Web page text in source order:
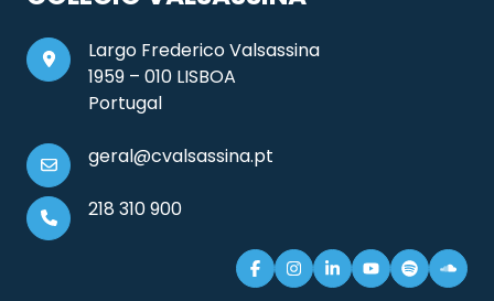
Largo Frederico Valsassina
1959 – 010 LISBOA
Portugal
geral@cvalsassina.pt
218 310 900